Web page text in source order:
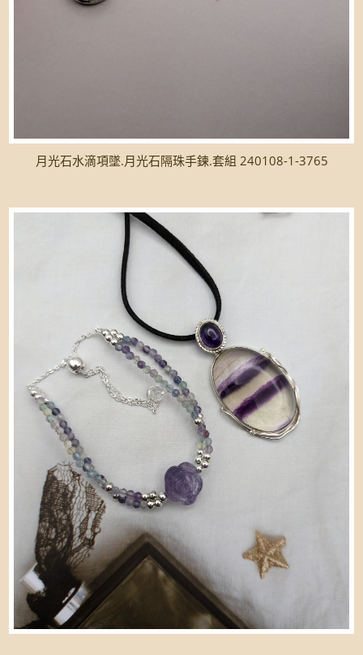
月光石水滴項墜.月光石隔珠手鍊.套組 240108-1-3765